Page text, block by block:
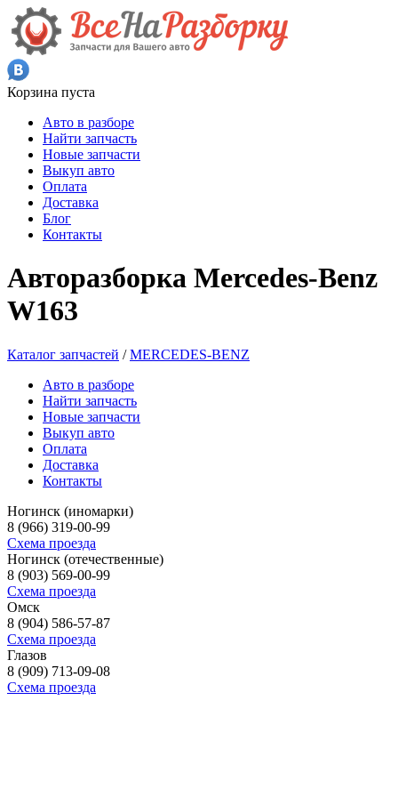
Корзина пуста
Авто в разборе
Найти запчасть
Новые запчасти
Выкуп авто
Оплата
Доставка
Блог
Контакты
Авторазборка Mercedes-Benz
W163
Каталог запчастей /MERCEDES-BENZ
Авто в разборе
Найти запчасть
Новые запчасти
Выкуп авто
Оплата
Доставка
Контакты
Ногинск (иномарки)
8 (966) 319-00-99
Схема проезда
Ногинск (отечественные)
8 (903) 569-00-99
Схема проезда
Омск
8 (904) 586-57-87
Схема проезда
Глазов
8 (909) 713-09-08
Схема проезда